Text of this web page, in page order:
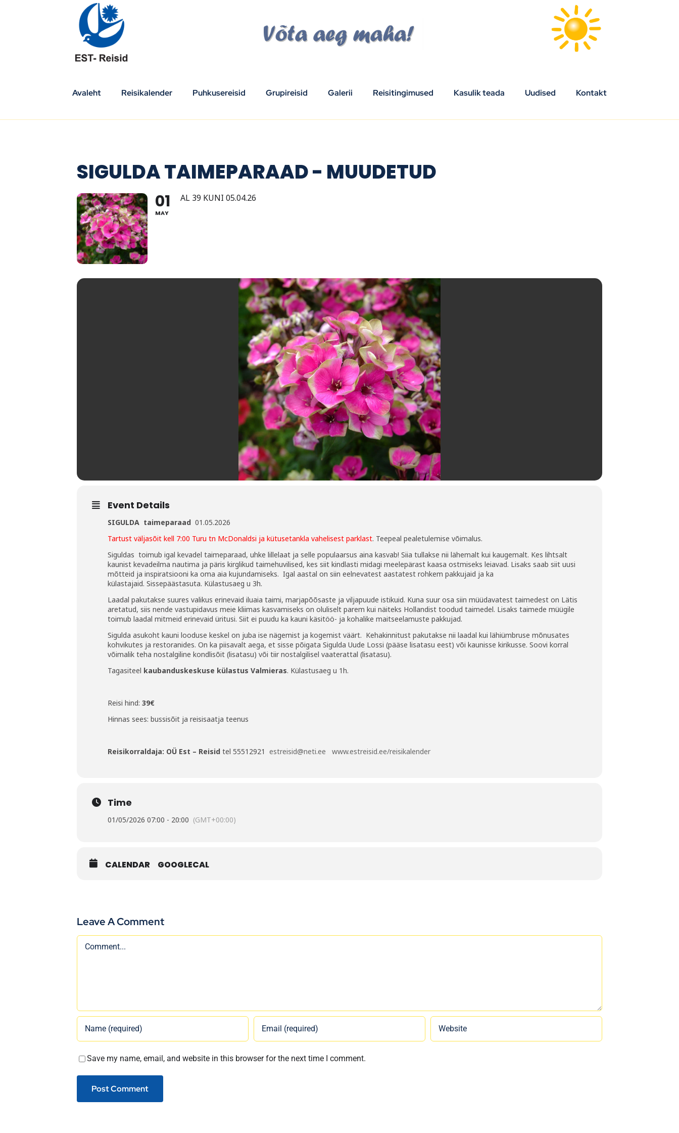
Avaleht Reisikalender Puhkusereisid Grupireisid Galerii Reisitingimused Kasulik teada Uudised Kontakt
SIGULDA TAIMEPARAAD - MUUDETUD
01
MAY
AL 39 KUNI 05.04.26
Event Details
SIGULDA taimeparaad 01.05.2026
Tartust väljasõit kell 7:00 Turu tn McDonaldsi ja kütusetankla vahelisest parklast. Teepeal pealetulemise võimalus.
Siguldas toimub igal kevadel taimeparaad, uhke lillelaat ja selle populaarsus aina kasvab! Siia tullakse nii lähemalt kui kaugemalt. Kes lihtsalt
kaunist kevadeilma nautima ja päris kirglikud taimehuvilised, kes siit kindlasti midagi meelepärast kaasa ostmiseks leiavad. Lisaks saab siit uusi
mõtteid ja inspiratsiooni ka oma aia kujundamiseks. Igal aastal on siin eelnevatest aastatest rohkem pakkujaid ja ka
külastajaid. Sissepäästasuta. Külastusaeg u 3h.
Laadal pakutakse suures valikus erinevaid iluaia taimi, marjapõõsaste ja viljapuude istikuid. Kuna suur osa siin müüdavatest taimedest on Lätis
aretatud, siis nende vastupidavus meie kliimas kasvamiseks on oluliselt parem kui näiteks Hollandist toodud taimedel. Lisaks taimede müügile
toimub laadal mitmeid erinevaid üritusi. Siit ei puudu ka kauni käsitöö- ja kohalike maitseelamuste pakkujad.
Sigulda asukoht kauni looduse keskel on juba ise nägemist ja kogemist väärt. Kehakinnitust pakutakse nii laadal kui lähiümbruse mõnusates
kohvikutes ja restoranides. On ka piisavalt aega, et sisse põigata Sigulda Uude Lossi (pääse lisatasu eest) või kaunisse kirikusse. Soovi korral
võimalik teha nostalgiline kondlisõit (lisatasu) või tiir nostalgilisel vaaterattal (lisatasu).
Tagasiteel kaubanduskeskuse külastus Valmieras. Külastusaeg u 1h.
Reisi hind: 39€
Hinnas sees: bussisõit ja reisisaatja teenus
Reisikorraldaja: OÜ Est – Reisid tel 55512921 estreisid@neti.ee www.estreisid.ee/reisikalender
Time
01/05/2026 07:00 - 20:00 (GMT+00:00)
CALENDAR GOOGLECAL
Leave A Comment
Comment
Save my name, email, and website in this browser for the next time I comment.